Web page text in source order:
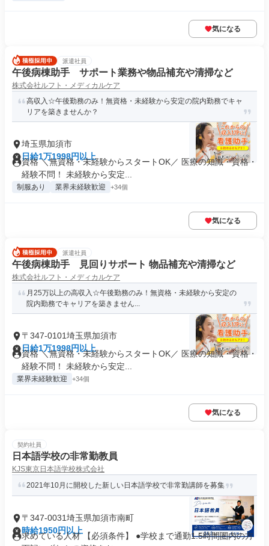
気になる
派遣社員
午後病棟助手 サポート業務や物品補充や清掃など
株式会社ルフト・メディカルケア
高収入☆午後勤務のみ！無資格・未経験から安定の院内勤務でキャ
リアを築きませんか？
埼玉県加須市
日給1万1998円以上
資格 ＼無資格・未経験からスタートOK／ 医療の知識・資格・
経験不問！ 未経験から安定...
制服あり 業界未経験歓迎 +34個
気になる
派遣社員
午後病棟助手 見回りサポート 物品補充や清掃など
株式会社ルフト・メディカルケア
月25万以上の高収入☆午後勤務のみ！無資格・未経験から安定の
院内勤務でキャリアを築きません...
〒347-0101埼玉県加須市
日給1万1998円以上
資格 ＼無資格・未経験からスタートOK／ 医療の知識・資格・
経験不問！ 未経験から安定...
業界未経験歓迎 +34個
気になる
契約社員
日本語学校の非常勤教員
KJS東京日本語学校株式会社
2021年10月に開校した新しい日本語学校で非常勤講師を募集
〒347-0031埼玉県加須市南町
時給1950円以上
求めている人材 【必須条件】 ●学校まで通勤1.5時間圏内の方